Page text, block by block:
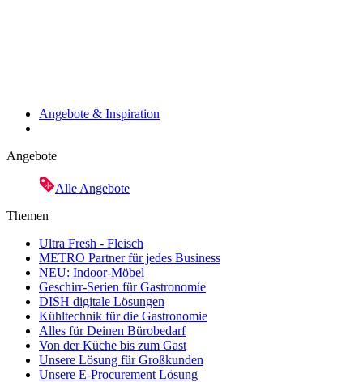
Angebote & Inspiration
Angebote
Alle Angebote
Themen
Ultra Fresh - Fleisch
METRO Partner für jedes Business
NEU: Indoor-Möbel
Geschirr-Serien für Gastronomie
DISH digitale Lösungen
Kühltechnik für die Gastronomie
Alles für Deinen Bürobedarf
Von der Küche bis zum Gast
Unsere Lösung für Großkunden
Unsere E-Procurement Lösung